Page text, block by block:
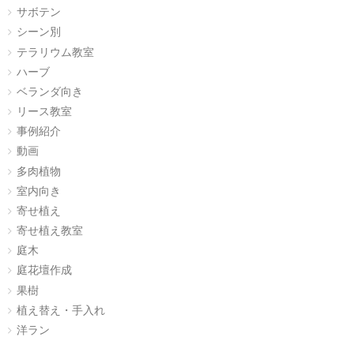
サボテン
シーン別
テラリウム教室
ハーブ
ベランダ向き
リース教室
事例紹介
動画
多肉植物
室内向き
寄せ植え
寄せ植え教室
庭木
庭花壇作成
果樹
植え替え・手入れ
洋ラン